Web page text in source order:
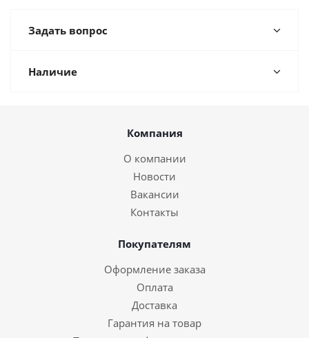
Задать вопрос
Наличие
Компания
О компании
Новости
Вакансии
Контакты
Покупателям
Оформление заказа
Оплата
Доставка
Гарантия на товар